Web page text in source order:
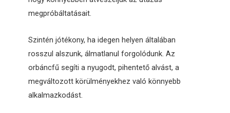
megpróbáltatásait.
Szintén jótékony, ha idegen helyen általában
rosszul alszunk, álmatlanul forgolódunk. Az
orbáncfű segíti a nyugodt, pihentető alvást, a
megváltozott körülményekhez való könnyebb
alkalmazkodást.